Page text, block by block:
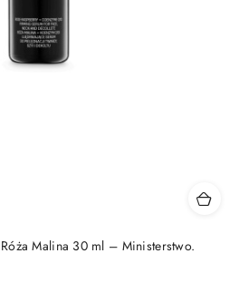
Malina 30 ml – Ministerstwo.